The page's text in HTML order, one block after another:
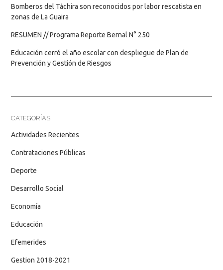
Bomberos del Táchira son reconocidos por labor rescatista en
zonas de La Guaira
RESUMEN // Programa Reporte Bernal N° 250
Educación cerró el año escolar con despliegue de Plan de
Prevención y Gestión de Riesgos
CATEGORÍAS
Actividades Recientes
Contrataciones Públicas
Deporte
Desarrollo Social
Economía
Educación
Efemerides
Gestion 2018-2021